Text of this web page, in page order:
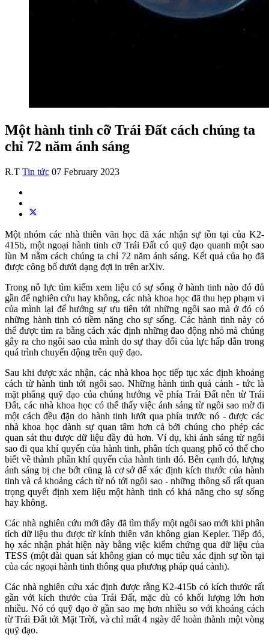
Một hành tinh cỡ Trái Đất cách chúng ta
chỉ 72 năm ánh sáng
R.T Tin tức 07 February 2023
Một nhóm các nhà thiên văn học đã xác nhận sự tồn tại của K2-
415b, một ngoại hành tinh cỡ Trái Đất có quỹ đạo quanh một sao
lùn M nằm cách chúng ta chỉ 72 năm ánh sáng. Kết quả của họ đã
được công bố dưới dạng đợi in trên arXiv.
Trong nỗ lực tìm kiếm xem liệu có sự sống ở hành tinh nào đó đủ
gần để nghiên cứu hay không, các nhà khoa học đã thu hẹp phạm vi
của mình lại để hướng sự ưu tiên tới những ngôi sao mà ở đó có
những hành tinh có tiềm năng cho sự sống. Các hành tinh này có
thể được tìm ra bằng cách xác định những dao động nhỏ mà chúng
gây ra cho ngôi sao của mình do sự thay đổi của lực hấp dẫn trong
quá trình chuyển động trên quỹ đạo.
Sau khi được xác nhận, các nhà khoa học tiếp tục xác định khoảng
cách từ hành tinh tới ngôi sao. Những hành tinh quá cảnh - tức là
mặt phẳng quỹ đạo của chúng hướng về phía Trái Đất nên từ Trái
Đất, các nhà khoa học có thể thấy việc ánh sáng từ ngôi sao mờ đi
một cách đều đặn do hành tinh lướt qua phía trước nó - được các
nhà khoa học dành sự quan tâm hơn cả bởi chúng cho phép các
quan sát thu được dữ liệu đầy đủ hơn. Ví dụ, khi ánh sáng từ ngôi
sao đi qua khí quyển của hành tinh, phân tích quang phổ có thể cho
biết về thành phần khí quyển của hành tinh đó. Bên cạnh đó, lượng
ánh sáng bị che bớt cũng là cơ sở để xác định kích thước của hành
tinh và cả khoảng cách từ nó tới ngôi sao - những thông số rất quan
trọng quyết định xem liệu một hành tinh có khả năng cho sự sống
hay không.
Các nhà nghiên cứu mới đây đã tìm thấy một ngôi sao mới khi phân
tích dữ liệu thu được từ kính thiên văn không gian Kepler. Tiếp đó,
họ xác nhận phát hiện này bằng việc kiểm chứng qua dữ liệu của
TESS (một đài quan sát không gian có mục tiêu xác định sự tồn tại
của các ngoại hành tinh thông qua phương pháp quá cảnh).
Các nhà nghiên cứu xác định được rằng K2-415b có kích thước rất
gần với kích thước của Trái Đất, mặc dù có khối lượng lớn hơn
nhiều. Nó có quỹ đạo ở gần sao mẹ hơn nhiều so với khoảng cách
từ Trái Đất tới Mặt Trời, và chỉ mất 4 ngày để hoàn thành một vòng
quỹ đạo.